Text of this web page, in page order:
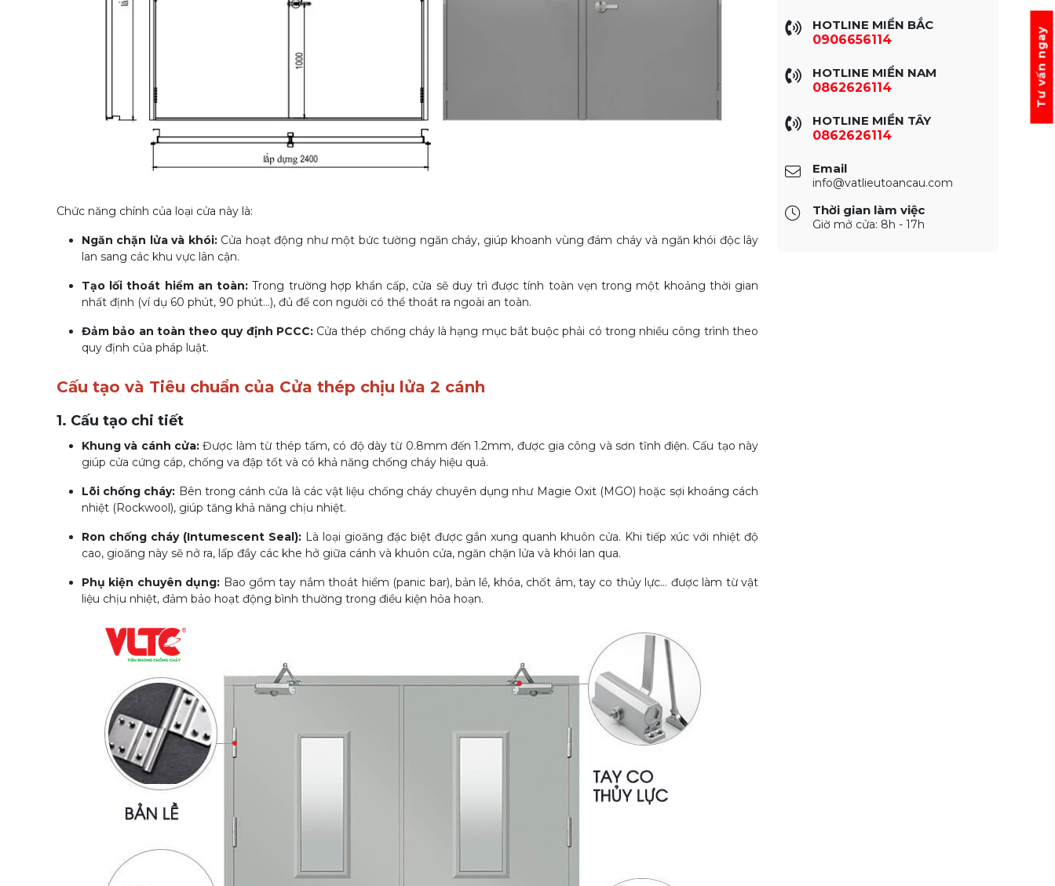
Chức năng chính của loại cửa này là:
Ngăn chặn lửa và khói:Cửa hoạt động như một bức tường ngăn cháy, giúp khoanh vùng đám cháy và ngăn khói độc lây
lan sang các khu vực lân cận.
Tạo lối thoát hiểm an toàn: Trong trường hợp khẩn cấp, cửa sẽ duy trì được tính toàn vẹn trong một khoảng thời gian
nhất định (ví dụ 60 phút, 90 phút...), đủ để con người có thể thoát ra ngoài an toàn.
Đảm bảo an toàn theo quy định PCCC:Cửa thép chống cháy là hạng mục bắt buộc phải có trong nhiều công trình theo
quy định của pháp luật.
Cấu tạo và Tiêu chuẩn của Cửa thép chịu lửa 2 cánh
1. Cấu tạo chi tiết
Khung và cánh cửa: Được làm từ thép tấm, có độ dày từ 0.8mm đến 1.2mm, được gia công và sơn tĩnh điện. Cấu tạo này
giúp cửa cứng cáp, chống va đập tốt và có khả năng chống cháy hiệu quả.
Lõi chống cháy: Bên trong cánh cửa là các vật liệu chống cháy chuyên dụng như Magie Oxit (MGO) hoặc sợi khoáng cách
nhiệt (Rockwool), giúp tăng khả năng chịu nhiệt.
Ron chống cháy (Intumescent Seal):Là loại gioăng đặc biệt được gắn xung quanh khuôn cửa. Khi tiếp xúc với nhiệt độ
cao, gioăng này sẽ nở ra, lấp đầy các khe hở giữa cánh và khuôn cửa, ngăn chặn lửa và khói lan qua.
Phụ kiện chuyên dụng: Bao gồm tay nắm thoát hiểm (panic bar), bản lề, khóa, chốt âm, tay co thủy lực... được làm từ vật
liệu chịu nhiệt, đảm bảo hoạt động bình thường trong điều kiện hỏa hoạn.
HOTLINE MIỀN BẮC
0906656114
HOTLINE MIỀN NAM
0862626114
HOTLINE MIỀN TÂY
0862626114
Email
info@vatlieutoancau.com
Thời gian làm việc
Giờ mở cửa: 8h - 17h
Tư vấn ngay